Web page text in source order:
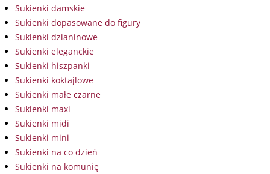
Sukienki damskie
Sukienki dopasowane do figury
Sukienki dzianinowe
Sukienki eleganckie
Sukienki hiszpanki
Sukienki koktajlowe
Sukienki małe czarne
Sukienki maxi
Sukienki midi
Sukienki mini
Sukienki na co dzień
Sukienki na komunię